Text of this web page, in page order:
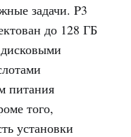
задачи. P3
до 128 ГБ
питания
того,
установки